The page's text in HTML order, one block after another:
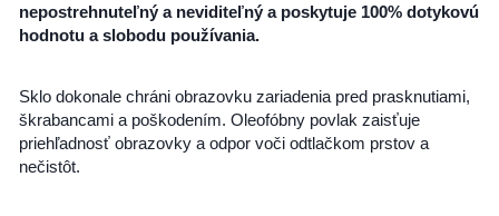
nepostrehnuteľný a neviditeľný a poskytuje 100% dotykovú
hodnotu a slobodu používania.
Sklo dokonale chráni obrazovku zariadenia pred prasknutiami,
škrabancami a poškodením. Oleofóbny povlak zaisťuje
priehľadnosť obrazovky a odpor voči odtlačkom prstov a
nečistôt.